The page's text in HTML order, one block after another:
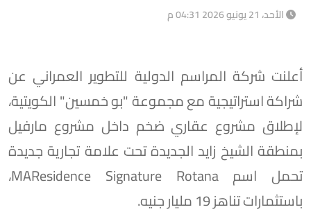
الأحد، 21 يونيو 2026 04:31 م
أعلنت شركة المراسم الدولية للتطوير العمراني عن
شراكة استراتيجية مع مجموعة "بو خمسين" الكويتية،
لإطلاق مشروع عقاري ضخم داخل مشروع مارفيل
بمنطقة الشيخ زايد الجديدة تحت علامة تجارية جديدة
تحمل اسم MAResidence Signature Rotana،
باستثمارات تناهز 19 مليار جنيه.